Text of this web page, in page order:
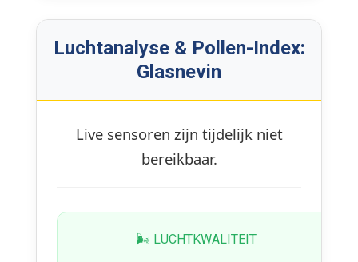
Luchtanalyse & Pollen-Index:
Glasnevin
Live sensoren zijn tijdelijk niet
bereikbaar.
🌬 LUCHTKWALITEIT